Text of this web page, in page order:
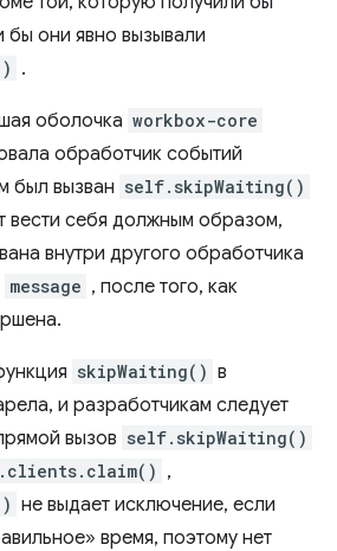
бы они явно вызывали
.
оболочка workbox-core
обработчик событий
был вызван self.skipWaiting()
вести себя должным образом,
внутри другого обработчика
message , после того, как
skipWaiting() в
и разработчикам следует
вызов self.skipWaiting()
,
не выдает исключение, если
время, поэтому нет